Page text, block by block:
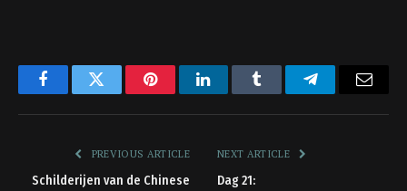
FacebookTwitter PinterestLinkedInTumblr TelegramEmail
PREVIOUS ARTICLE
Schilderijen van de Chinese
NEXT ARTICLE
Dag 21: